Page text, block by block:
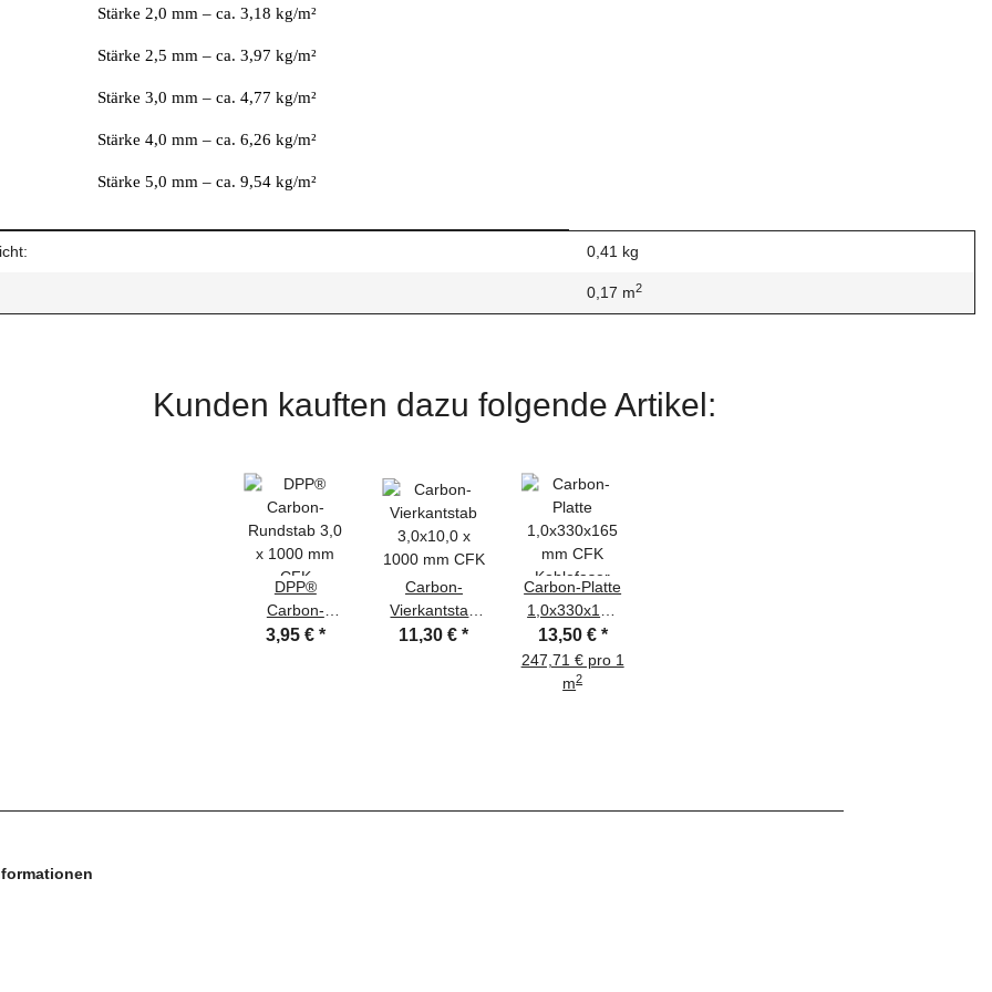
mm – ca. 3,18 kg/m²
mm – ca. 3,97 kg/m²
mm – ca. 4,77 kg/m²
mm – ca. 6,26 kg/m²
mm – ca. 9,54 kg/m²
0,41 kg
0,17 m2
Kunden kauften dazu folgende Artikel:
DPP®
Carbon-
Rundstab 3,0
3,95 € *
Carbon-
Vierkantstab
3,0x10,0 x
11,30 €*
Carbon-Platte
1,0x330x165
mm CFK
Kohlefaser
13,50 € *
247,71 € pro 1
m2